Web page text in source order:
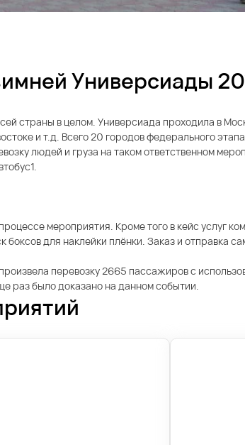
Универсиады
страны в целом. Универсиада проходила в
и т.д. Всего 20 городов федерального
людей и груза на таком ответственном
мероприятия. Кроме того в кейс услуг
для наклейки плёнки. Заказ и отправка
перевозку 2665 пассажиров с
раз было доказано на данном событии.